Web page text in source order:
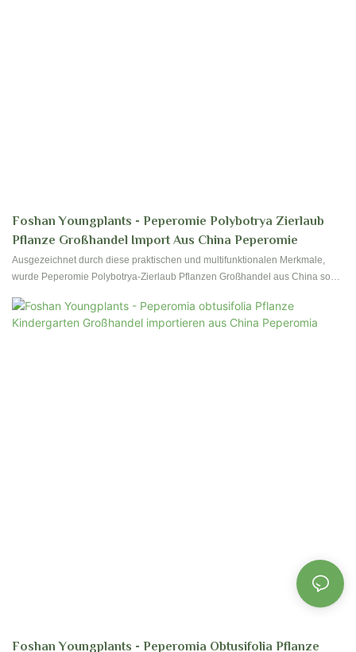
Foshan Youngplants - Peperomie Polybotrya Zierlaub
Pflanze Großhandel Import Aus China Peperomie
Ausgezeichnet durch diese praktischen und multifunktionalen Merkmale,
wurde Peperomie Polybotrya-Zierlaub Pflanzen Großhandel aus China so
Gartenpflanzen. Es wird erwartet, dass immer mehr Menschen sie für ihre
starke Leistung erkennen und auch weitere Vorteile an die Menschen in
Foshan Youngplants - Peperomia Obtusifolia Pflanze